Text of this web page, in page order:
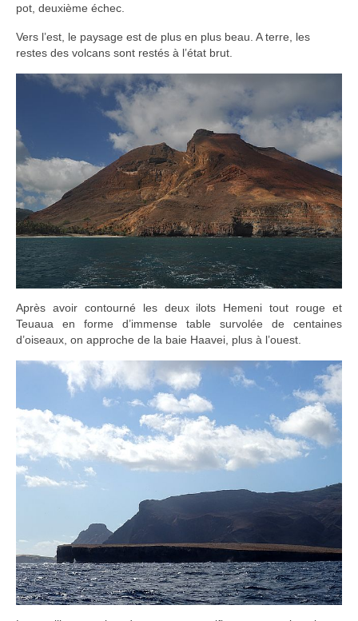
pot, deuxième échec.
Vers l’est, le paysage est de plus en plus beau. A terre, les
restes des volcans sont restés à l’état brut.
Après avoir contourné les deux ilots Hemeni tout rouge et
Teuaua en forme d’immense table survolée de centaines
d’oiseaux, on approche de la baie Haavei, plus à l’ouest.